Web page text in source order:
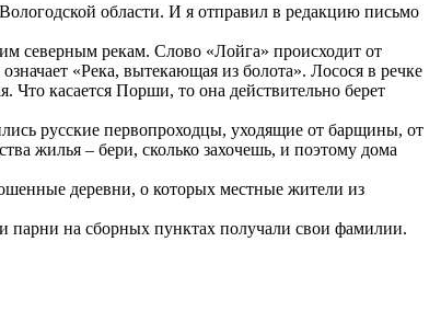
области. И я отправил в редакцию письмо
северным рекам. Слово «Лойга» происходит от
«Река, вытекающая из болота». Лосося в речке
касается Порши, то она действительно берет
русские первопроходцы, уходящие от барщины, от
жилья – бери, сколько захочешь, и поэтому дома
деревни, о которых местные жители из
на сборных пунктах получали свои фамилии.